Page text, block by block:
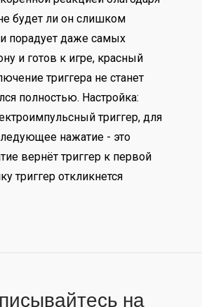
будет ли он слишком
порадует даже самых
и готов к игре, красный
триггера не станет
полностью. Настройка:
триггер, для
нажатие - это
вернёт триггер к первой
триггер откликнется
на